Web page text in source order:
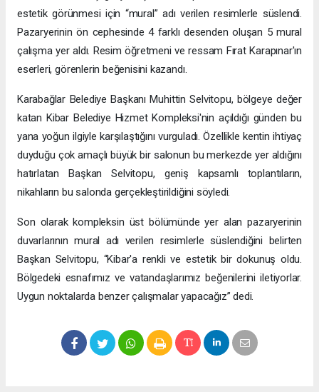
estetik görünmesi için “mural” adı verilen resimlerle süslendi.
Pazaryerinin ön cephesinde 4 farklı desenden oluşan 5 mural
çalışma yer aldı. Resim öğretmeni ve ressam Fırat Karapınar'ın
eserleri, görenlerin beğenisini kazandı.
Karabağlar Belediye Başkanı Muhittin Selvitopu, bölgeye değer
katan Kibar Belediye Hizmet Kompleksi'nin açıldığı günden bu
yana yoğun ilgiyle karşılaştığını vurguladı. Özellikle kentin ihtiyaç
duyduğu çok amaçlı büyük bir salonun bu merkezde yer aldığını
hatırlatan Başkan Selvitopu, geniş kapsamlı toplantıların,
nikahların bu salonda gerçekleştirildiğini söyledi.
Son olarak kompleksin üst bölümünde yer alan pazaryerinin
duvarlarının mural adı verilen resimlerle süslendiğini belirten
Başkan Selvitopu, “Kibar'a renkli ve estetik bir dokunuş oldu.
Bölgedeki esnafımız ve vatandaşlarımız beğenilerini iletiyorlar.
Uygun noktalarda benzer çalışmalar yapacağız” dedi.